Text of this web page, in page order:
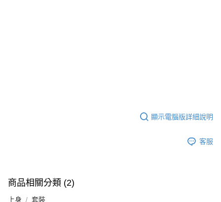
顯示電腦版詳細說明
客服
商品相關分類 (2)
上身 套裝